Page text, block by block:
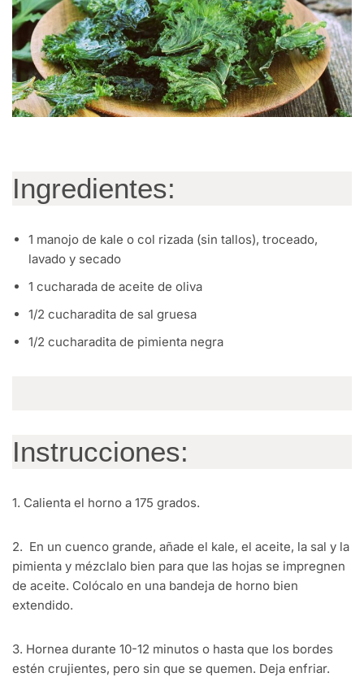
Ingredientes:
1 manojo de kale o col rizada (sin tallos), troceado,
lavado y secado
1 cucharada de aceite de oliva
1/2 cucharadita de sal gruesa
1/2 cucharadita de pimienta negra
Instrucciones:
1. Calienta el horno a 175 grados.
2. En un cuenco grande, añade el kale, el aceite, la sal y la
pimienta y mézclalo bien para que las hojas se impregnen
de aceite. Colócalo en una bandeja de horno bien
extendido.
3. Hornea durante 10-12 minutos o hasta que los bordes
estén crujientes, pero sin que se quemen. Deja enfriar.